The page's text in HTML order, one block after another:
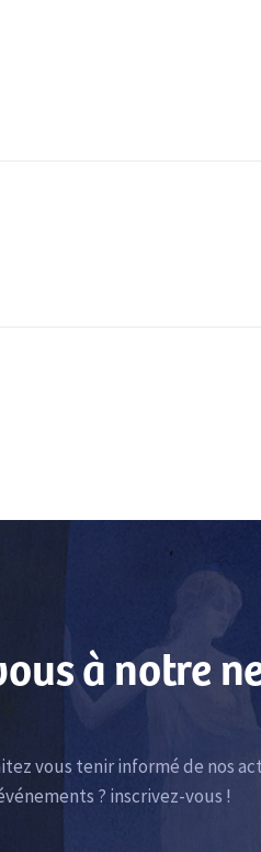
à notre
vous tenir informé de nos
? inscrivez-vous !